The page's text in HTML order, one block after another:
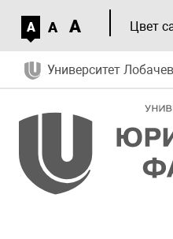
A A A Цвет
Университет